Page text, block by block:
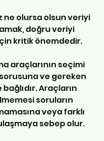
ne olursa olsun veriyi
doğru veriyi
kritik önemdedir.
araçlarının seçimi
ve gereken
Araçların
soruların
veya farklı
sebep olur.